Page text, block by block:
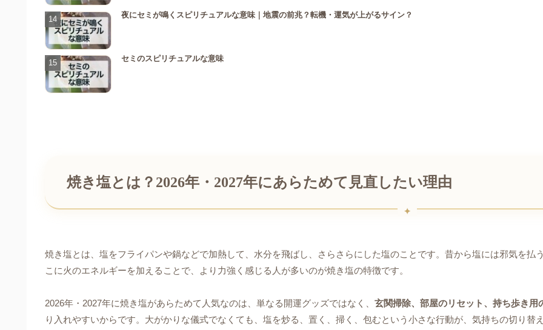
夜にセミが鳴くスピリチュアルな意味｜地震の前兆？転機・運気が上がるサイン？
セミのスピリチュアルな意味
焼き塩とは？2026年・2027年にあらためて見直したい理由
焼き塩とは、塩をフライパンや鍋などで加熱して、水分を飛ばし、さらさらにした塩のことです。昔から塩には邪気を払
こに火のエネルギーを加えることで、より力強く感じる人が多いのが焼き塩の特徴です。
2026年・2027年に焼き塩があらためて人気なのは、単なる開運グッズではなく、 玄関掃除、部屋のリセット、持ち歩き
り入れやすいからです。大がかりな儀式でなくても、塩を炒る、置く、掃く、包むという小さな行動が、気持ちの切り替